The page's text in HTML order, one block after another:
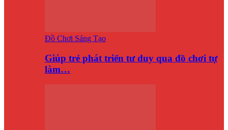
Đồ Chơi Sáng Tạo
Giúp trẻ phát triển tư duy qua đồ chơi tự
làm…